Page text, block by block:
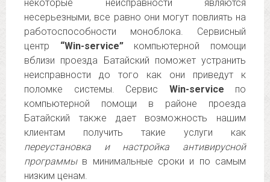
некоторые неисправности являются
несерьезными, все равно они могут повлиять на
работоспособности моноблока. Сервисный
центр “Win-service”компьютерной помощи
вблизи проезда Батайский поможет устранить
неисправности до того как они приведут к
поломке системы. Сервис Win-service по
компьютерной помощи в районе проезда
Батайский также дает возможность нашим
клиентам получить такие услуги как
переустановка и настройка антивирусной
программыв минимальные сроки и по самым
низким ценам.